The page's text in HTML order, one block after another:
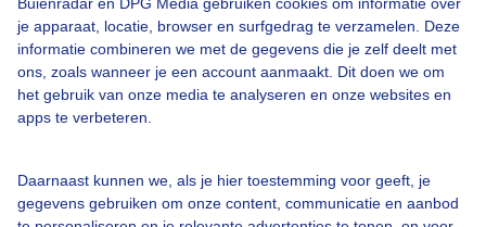
je apparaat, locatie, browser en surfgedrag te verzamelen. Deze
informatie combineren we met de gegevens die je zelf deelt met
ons, zoals wanneer je een account aanmaakt. Dit doen we om
het gebruik van onze media te analyseren en onze websites en
apps te verbeteren.
Daarnaast kunnen we, als je hier toestemming voor geeft, je
gegevens gebruiken om onze content, communicatie en aanbod
Bekijk slideshow